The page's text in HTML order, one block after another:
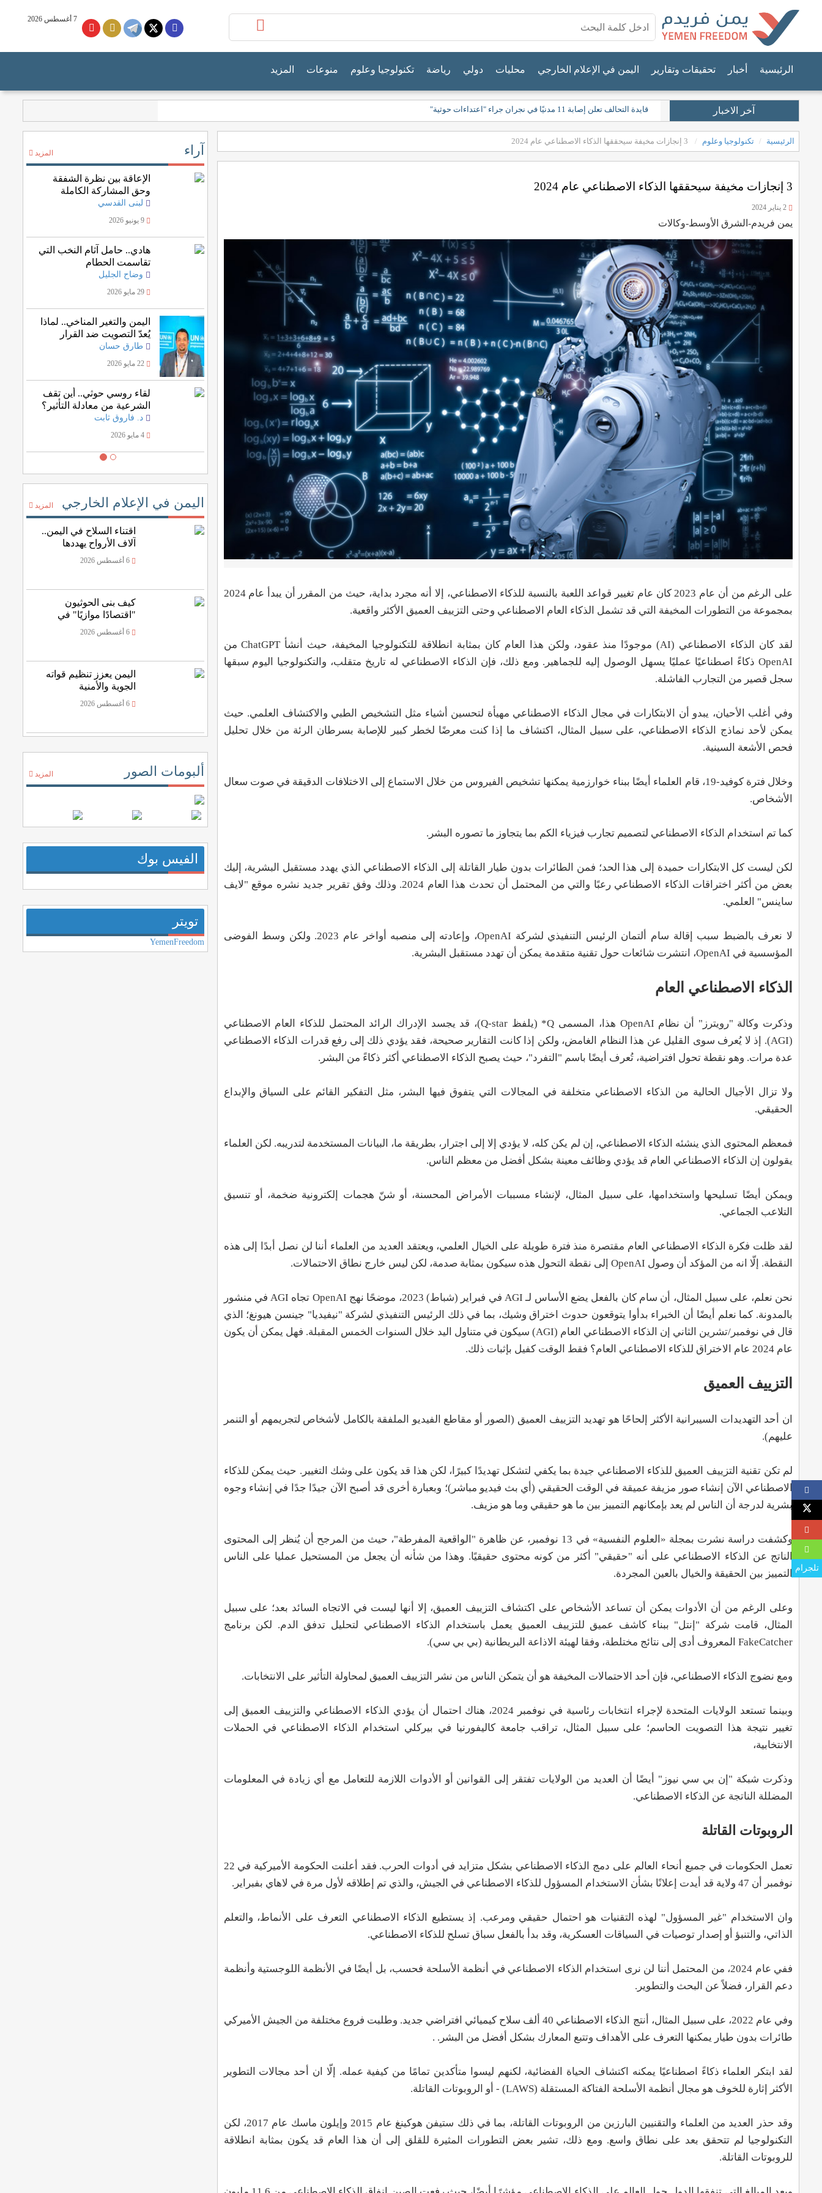
7 أغسطس 2026
الرئيسية أخبار تحقيقات وتقارير اليمن في الإعلام الخارجي محليات دولي رياضة تكنولوجيا وعلوم منوعات المزيد
آخر الاخبار قايدة التحالف تعلن إصابة 11 مدنيًا في نجران جراء "اعتداءات حوثية"
الرئيسية تكنولوجيا وعلوم
3 إنجازات مخيفة سيحققها الذكاء الاصطناعي عام 2024
يمن فريدم-الشرق الأوسط-وكالات
على الرغم من أن عام 2023 كان عام تغيير قواعد اللعبة بالنسبة للذكاء الاصطناعي، إلا أنه مجرد بداية، حيث من المقرر أن يبدأ عام 2024
بمجموعة من التطورات المخيفة التي قد تشمل الذكاء العام الاصطناعي وحتى التزييف العميق الأكثر واقعية.
لقد كان الذكاء الاصطناعي (AI) موجودًا منذ عقود، ولكن هذا العام كان بمثابة انطلاقة للتكنولوجيا المخيفة، حيث أنشأ ChatGPT من
OpenAI ذكاءً اصطناعيًا عمليًا يسهل الوصول إليه للجماهير. ومع ذلك، فإن الذكاء الاصطناعي له تاريخ متقلب، والتكنولوجيا اليوم سبقها
سجل قصير من التجارب الفاشلة.
وفي أغلب الأحيان، يبدو أن الابتكارات في مجال الذكاء الاصطناعي مهيأة لتحسين أشياء مثل التشخيص الطبي والاكتشاف العلمي. حيث
يمكن لأحد نماذج الذكاء الاصطناعي، على سبيل المثال، اكتشاف ما إذا كنت معرضًا لخطر كبير للإصابة بسرطان الرئة من خلال تحليل
فحص الأشعة السينية.
وخلال فترة كوفيد-19، قام العلماء أيضًا ببناء خوارزمية يمكنها تشخيص الفيروس من خلال الاستماع إلى الاختلافات الدقيقة في صوت سعال
الأشخاص.
كما تم استخدام الذكاء الاصطناعي لتصميم تجارب فيزياء الكم بما يتجاوز ما تصوره البشر.
لكن ليست كل الابتكارات حميدة إلى هذا الحد؛ فمن الطائرات بدون طيار القاتلة إلى الذكاء الاصطناعي الذي يهدد مستقبل البشرية، إليك
بعض من أكثر اختراقات الذكاء الاصطناعي رعبًا والتي من المحتمل أن تحدث هذا العام 2024. وذلك وفق تقرير جديد نشره موقع "لايف
ساينس" العلمي.
لا نعرف بالضبط سبب إقالة سام ألتمان الرئيس التنفيذي لشركة OpenAI، وإعادته إلى منصبه أواخر عام 2023. ولكن وسط الفوضى
المؤسسية في OpenAI، انتشرت شائعات حول تقنية متقدمة يمكن أن تهدد مستقبل البشرية.
الذكاء الاصطناعي العام
وذكرت وكالة "رويترز" أن نظام OpenAI هذا، المسمى Q* (يلفظ Q-star)، قد يجسد الإدراك الرائد المحتمل للذكاء العام الاصطناعي
(AGI). إذ لا يُعرف سوى القليل عن هذا النظام الغامض، ولكن إذا كانت التقارير صحيحة، فقد يؤدي ذلك إلى رفع قدرات الذكاء الاصطناعي
عدة مرات. وهو نقطة تحول افتراضية، تُعرف أيضًا باسم "التفرد"، حيث يصبح الذكاء الاصطناعي أكثر ذكاءً من البشر.
ولا تزال الأجيال الحالية من الذكاء الاصطناعي متخلفة في المجالات التي يتفوق فيها البشر، مثل التفكير القائم على السياق والإبداع
الحقيقي.
فمعظم المحتوى الذي ينشئه الذكاء الاصطناعي، إن لم يكن كله، لا يؤدي إلا إلى اجترار، بطريقة ما، البيانات المستخدمة لتدريبه. لكن العلماء
يقولون إن الذكاء الاصطناعي العام قد يؤدي وظائف معينة بشكل أفضل من معظم الناس.
ويمكن أيضًا تسليحها واستخدامها، على سبيل المثال، لإنشاء مسببات الأمراض المحسنة، أو شنّ هجمات إلكترونية ضخمة، أو تنسيق
التلاعب الجماعي.
لقد ظلت فكرة الذكاء الاصطناعي العام مقتصرة منذ فترة طويلة على الخيال العلمي، ويعتقد العديد من العلماء أننا لن نصل أبدًا إلى هذه
النقطة. إلّا انه من المؤكد أن وصول OpenAI إلى نقطة التحول هذه سيكون بمثابة صدمة، لكن ليس خارج نطاق الاحتمالات.
نحن نعلم، على سبيل المثال، أن سام كان بالفعل يضع الأساس لـ AGI في فبراير (شباط) 2023، موضحًا نهج OpenAI تجاه AGI في منشور
بالمدونة. كما نعلم أيضًا أن الخبراء بدأوا يتوقعون حدوث اختراق وشيك، بما في ذلك الرئيس التنفيذي لشركة "نيفيديا" جينسن هيونغ؛ الذي
قال في نوفمبر/تشرين الثاني إن الذكاء الاصطناعي العام (AGI) سيكون في متناول اليد خلال السنوات الخمس المقبلة. فهل يمكن أن يكون
عام 2024 عام الاختراق للذكاء الاصطناعي العام؟ فقط الوقت كفيل بإثبات ذلك.
التزييف العميق
ان أحد التهديدات السيبرانية الأكثر إلحاحًا هو تهديد التزييف العميق (الصور أو مقاطع الفيديو الملفقة بالكامل لأشخاص لتجريمهم أو التنمر
عليهم).
لم تكن تقنية التزييف العميق للذكاء الاصطناعي جيدة بما يكفي لتشكل تهديدًا كبيرًا، لكن هذا قد يكون على وشك التغيير. حيث يمكن للذكاء
الاصطناعي الآن إنشاء صور مزيفة عميقة في الوقت الحقيقي (أي بث فيديو مباشر)؛ وبعبارة أخرى قد أصبح الآن جيدًا جدًا في إنشاء وجوه
بشرية لدرجة أن الناس لم يعد بإمكانهم التمييز بين ما هو حقيقي وما هو مزيف.
وكشفت دراسة نشرت بمجلة «العلوم النفسية» في 13 نوفمبر، عن ظاهرة "الواقعية المفرطة"، حيث من المرجح أن يُنظر إلى المحتوى
الناتج عن الذكاء الاصطناعي على أنه "حقيقي" أكثر من كونه محتوى حقيقيًا. وهذا من شأنه أن يجعل من المستحيل عمليا على الناس
التمييز بين الحقيقة والخيال بالعين المجردة.
وعلى الرغم من أن الأدوات يمكن أن تساعد الأشخاص على اكتشاف التزييف العميق، إلا أنها ليست في الاتجاه السائد بعد؛ على سبيل
المثال، قامت شركة "إنتل" ببناء كاشف عميق للتزييف العميق يعمل باستخدام الذكاء الاصطناعي لتحليل تدفق الدم. لكن برنامج
FakeCatcher المعروف أدى إلى نتائج مختلطة، وفقا لهيئة الاذاعة البريطانية (بي بي سي).
ومع نضوج الذكاء الاصطناعي، فإن أحد الاحتمالات المخيفة هو أن يتمكن الناس من نشر التزييف العميق لمحاولة التأثير على الانتخابات.
وبينما تستعد الولايات المتحدة لإجراء انتخابات رئاسية في نوفمبر 2024، هناك احتمال أن يؤدي الذكاء الاصطناعي والتزييف العميق إلى
تغيير نتيجة هذا التصويت الحاسم؛ على سبيل المثال، تراقب جامعة كاليفورنيا في بيركلي استخدام الذكاء الاصطناعي في الحملات
الانتخابية،
وذكرت شبكة "إن بي سي نيوز" أيضًا أن العديد من الولايات تفتقر إلى القوانين أو الأدوات اللازمة للتعامل مع أي زيادة في المعلومات
المضللة الناتجة عن الذكاء الاصطناعي.
الروبوتات القاتلة
تعمل الحكومات في جميع أنحاء العالم على دمج الذكاء الاصطناعي بشكل متزايد في أدوات الحرب. فقد أعلنت الحكومة الأميركية في 22
نوفمبر أن 47 ولاية قد أيدت إعلانًا بشأن الاستخدام المسؤول للذكاء الاصطناعي في الجيش، والذي تم إطلاقه لأول مرة في لاهاي بفبراير.
وان الاستخدام "غير المسؤول" لهذه التقنيات هو احتمال حقيقي ومرعب. إذ يستطيع الذكاء الاصطناعي التعرف على الأنماط، والتعلم
الذاتي، والتنبؤ أو إصدار توصيات في السياقات العسكرية، وقد بدأ بالفعل سباق تسلح للذكاء الاصطناعي.
ففي عام 2024، من المحتمل أننا لن نرى استخدام الذكاء الاصطناعي في أنظمة الأسلحة فحسب، بل أيضًا في الأنظمة اللوجستية وأنظمة
دعم القرار، فضلاً عن البحث والتطوير.
وفي عام 2022، على سبيل المثال، أنتج الذكاء الاصطناعي 40 ألف سلاح كيميائي افتراضي جديد. وطلبت فروع مختلفة من الجيش الأميركي
طائرات بدون طيار يمكنها التعرف على الأهداف وتتبع المعارك بشكل أفضل من البشر. .
لقد ابتكر العلماء ذكاءً اصطناعيًا يمكنه اكتشاف الحياة الفضائية، لكنهم ليسوا متأكدين تمامًا من كيفية عمله. إلّا ان أحد مجالات التطوير
الأكثر إثارة للخوف هو مجال أنظمة الأسلحة الفتاكة المستقلة (LAWS) - أو الروبوتات القاتلة.
وقد حذر العديد من العلماء والتقنيين البارزين من الروبوتات القاتلة، بما في ذلك ستيفن هوكينغ عام 2015 وإيلون ماسك عام 2017، لكن
التكنولوجيا لم تتحقق بعد على نطاق واسع. ومع ذلك، تشير بعض التطورات المثيرة للقلق إلى أن هذا العام قد يكون بمثابة انطلاقة
للروبوتات القاتلة.
آراء المزيد
الإعاقة بين نظرة الشفقة
وحق المشاركة الكاملة
لبنى القدسي
9 يونيو 2026
هادي.. حامل آثام النخب التي
تقاسمت الحطام
وضاح الجليل
29 مايو 2026
اليمن والتغير المناخي.. لماذا
يُعدّ التصويت ضد القرار
الأممي خسارة للمصلحة
اليمنية؟
طارق حسان
22 مايو 2026
لقاء روسي حوثي.. أين تقف
الشرعية من معادلة التأثير؟
د. فاروق ثابت
4 مايو 2026
اليمن في الإعلام الخارجي المزيد
اقتناء السلاح في اليمن..
آلاف الأرواح يهددها
الرصاص المنفلت6 أغسطس 2026
كيف بنى الحوثيون
"اقتصادًا موازيًا" في
اليمن؟6 أغسطس 2026
اليمن يعزز تنظيم قواته
الجوية والأمنية
6 أغسطس 2026
ألبومات الصور المزيد
الفيس بوك
تويتر
YemenFreedom
تلجرام